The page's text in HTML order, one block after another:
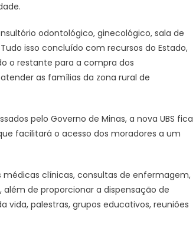
odontológico, ginecológico, sala de
isso concluído com recursos do Estado,
o restante para a compra dos
as famílias da zona rural de
pelo Governo de Minas, a nova UBS fica
facilitará o acesso dos moradores a um
médicas clínicas, consultas de enfermagem,
de proporcionar a dispensação de
palestras, grupos educativos, reuniões